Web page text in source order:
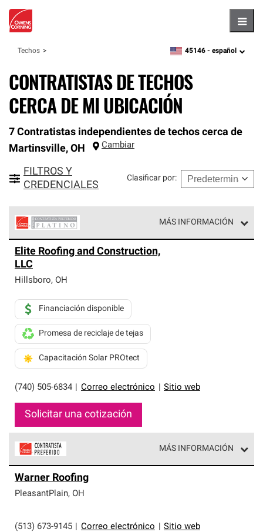
Techos zipcode,language
45146 - español
CONTRATISTAS DE TECHOS
CERCA DE MI UBICACIÓN
7 Contratistas independientes de techos cerca de
Martinsville, OH Cambiar
FILTROS Y
CREDENCIALES
Clasificar por:
MÁS INFORMACIÓN
Corning constituyen el nivel superior de nuestra red
exclusiva y cumplen con estándares estrictos de
profesionalismo, confiabilidad y destreza incomparable.
sistemas de techos.
Elite Roofing and Construction,
LLC
Hillsboro, OH
(740) 505-6834 Correo electrónico Sitio web
Financiación disponible
Promesa de reciclaje de tejas
Capacitación Solar PROtect
Solicitar una cotización
MÁS INFORMACIÓN
parte de una red exclusiva de profesionales de techos
que cumplen con altos estándares y requisitos estrictos
Warner Roofing
PleasantPlain, OH
(513) 673-9145 Correo electrónico Sitio web